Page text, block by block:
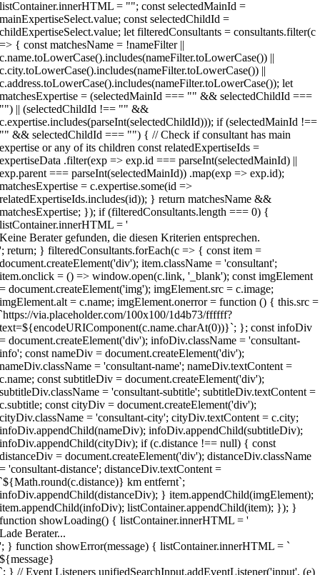
Keine Berater gefunden, die diesen Kriterien entsprechen.
'; return; } filteredConsultants.forEach(c => { const item =
document.createElement('div'); item.className = 'consultant';
item.onclick = () => window.open(c.link, '_blank'); const imgElement
= document.createElement('img'); imgElement.src = c.image;
imgElement.alt = c.name; imgElement.onerror = function () { this.src =
`https://via.placeholder.com/100x100/1d4b73/ffffff?
text=${encodeURIComponent(c.name.charAt(0))}`; }; const infoDiv
= document.createElement('div'); infoDiv.className = 'consultant-
info'; const nameDiv = document.createElement('div');
nameDiv.className = 'consultant-name'; nameDiv.textContent =
c.name; const subtitleDiv = document.createElement('div');
subtitleDiv.className = 'consultant-subtitle'; subtitleDiv.textContent =
c.subtitle; const cityDiv = document.createElement('div');
cityDiv.className = 'consultant-city'; cityDiv.textContent = c.city;
infoDiv.appendChild(nameDiv); infoDiv.appendChild(subtitleDiv);
infoDiv.appendChild(cityDiv); if (c.distance !== null) { const
distanceDiv = document.createElement('div'); distanceDiv.className
= 'consultant-distance'; distanceDiv.textContent =
`${Math.round(c.distance)} km entfernt`;
infoDiv.appendChild(distanceDiv); } item.appendChild(imgElement);
item.appendChild(infoDiv); listContainer.appendChild(item); }); }
function showLoading() { listContainer.innerHTML = '
Lade Berater...
'; } function showError(message) { listContainer.innerHTML = `
${message}
`; } // Event Listeners unifiedSearchInput.addEventListener('input', (e)